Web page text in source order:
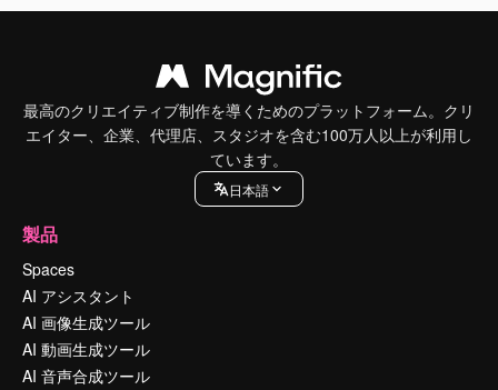
最高のクリエイティブ制作を導くためのプラットフォーム。クリ
エイター、企業、代理店、スタジオを含む100万人以上が利用し
ています。
日本語
製品
Spaces
AI アシスタント
AI 画像生成ツール
AI 動画生成ツール
AI 音声合成ツール